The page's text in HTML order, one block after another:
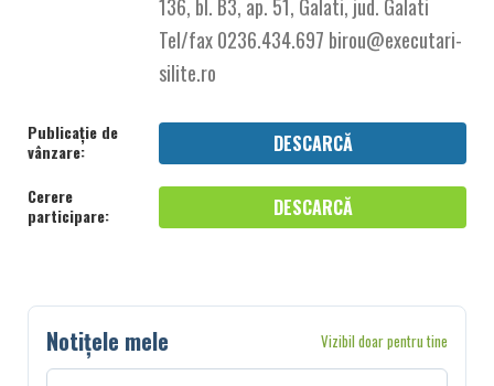
136, bl. B3, ap. 51, Galati, jud. Galati
Tel/fax 0236.434.697 birou@executari-
silite.ro
Publicație de
vânzare:
DESCARCĂ
Cerere
participare:
DESCARCĂ
Notițele mele Vizibil doar pentru tine